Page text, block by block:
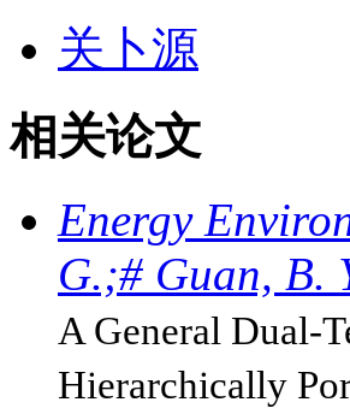
关卜源
相关论文
Energy
G.;# Guan, B.
A General Dual-
Hierarchically